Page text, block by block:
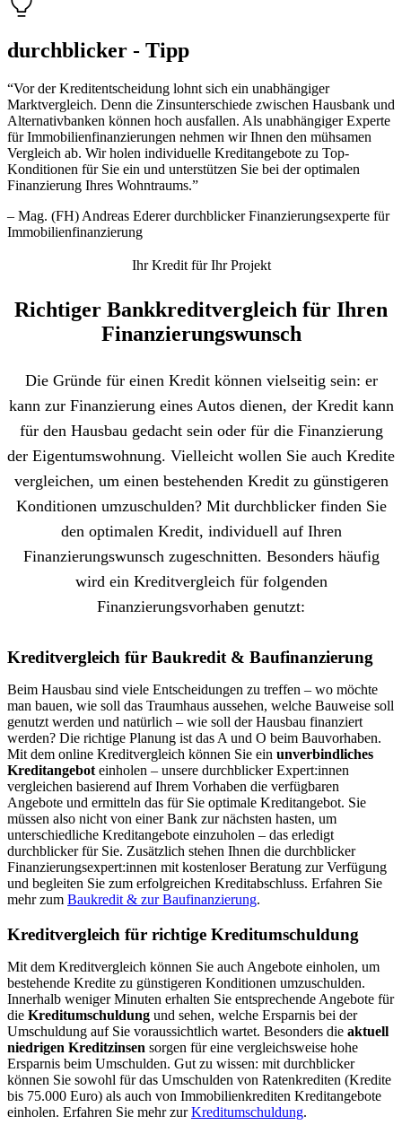
durchblicker - Tipp
“Vor der Kreditentscheidung lohnt sich ein unabhängiger
Marktvergleich. Denn die Zinsunterschiede zwischen Hausbank und
Alternativbanken können hoch ausfallen. Als unabhängiger Experte
für Immobilienfinanzierungen nehmen wir Ihnen den mühsamen
Vergleich ab. Wir holen individuelle Kreditangebote zu Top-
Konditionen für Sie ein und unterstützen Sie bei der optimalen
Finanzierung Ihres Wohntraums.”
– Mag. (FH) Andreas Ederer durchblicker Finanzierungsexperte für
Immobilienfinanzierung
Ihr Kredit für Ihr Projekt
Richtiger Bankkredit­vergleich für Ihren
Finanzierungs­wunsch
Die Gründe für einen Kredit können vielseitig sein: er
kann zur Finanzierung eines Autos dienen, der Kredit kann
für den Hausbau gedacht sein oder für die Finanzierung
der Eigentumswohnung. Vielleicht wollen Sie auch Kredite
vergleichen, um einen bestehenden Kredit zu günstigeren
Konditionen umzuschulden? Mit durchblicker finden Sie
den optimalen Kredit, individuell auf Ihren
Finanzierungswunsch zugeschnitten. Besonders häufig
wird ein Kreditvergleich für folgenden
Finanzierungsvorhaben genutzt:
Kreditvergleich für Baukredit & Baufinanzierung
Beim Hausbau sind viele Entscheidungen zu treffen – wo möchte
man bauen, wie soll das Traumhaus aussehen, welche Bauweise soll
genutzt werden und natürlich – wie soll der Hausbau finanziert
werden? Die richtige Planung ist das A und O beim Bauvorhaben.
Mit dem online Kreditvergleich können Sie ein unverbindliches
Kreditangebot einholen – unsere durchblicker Expert:innen
vergleichen basierend auf Ihrem Vorhaben die verfügbaren
Angebote und ermitteln das für Sie optimale Kreditangebot. Sie
müssen also nicht von einer Bank zur nächsten hasten, um
unterschiedliche Kreditangebote einzuholen – das erledigt
durchblicker für Sie. Zusätzlich stehen Ihnen die durchblicker
Finanzierungsexpert:innen mit kostenloser Beratung zur Verfügung
und begleiten Sie zum erfolgreichen Kreditabschluss. Erfahren Sie
mehr zum Baukredit & zur Baufinanzierung.
Kreditvergleich für richtige Kreditumschuldung
Mit dem Kreditvergleich können Sie auch Angebote einholen, um
bestehende Kredite zu günstigeren Konditionen umzuschulden.
Innerhalb weniger Minuten erhalten Sie entsprechende Angebote für
die Kreditumschuldung und sehen, welche Ersparnis bei der
Umschuldung auf Sie voraussichtlich wartet. Besonders die aktuell
niedrigen Kreditzinsen sorgen für eine vergleichsweise hohe
Ersparnis beim Umschulden. Gut zu wissen: mit durchblicker
können Sie sowohl für das Umschulden von Ratenkrediten (Kredite
bis 75.000 Euro) als auch von Immobilienkrediten Kreditangebote
einholen. Erfahren Sie mehr zurKreditumschuldung.